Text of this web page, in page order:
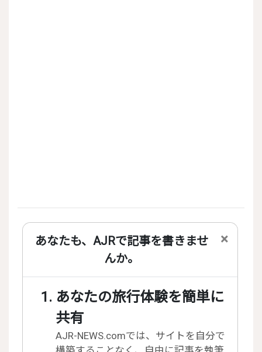
あなたも、AJRで記事を書きませ
んか。
×
あなたの旅行体験を簡単に
共有
AJR-NEWS.comでは、サイトを自分で